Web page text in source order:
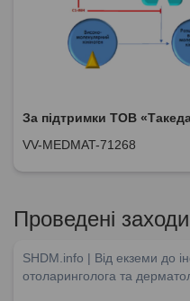
За підтримки ТОВ
VV-MEDMAT-71268
Проведені заходи
SHDM.info | Від екземи до
отоларинголога та